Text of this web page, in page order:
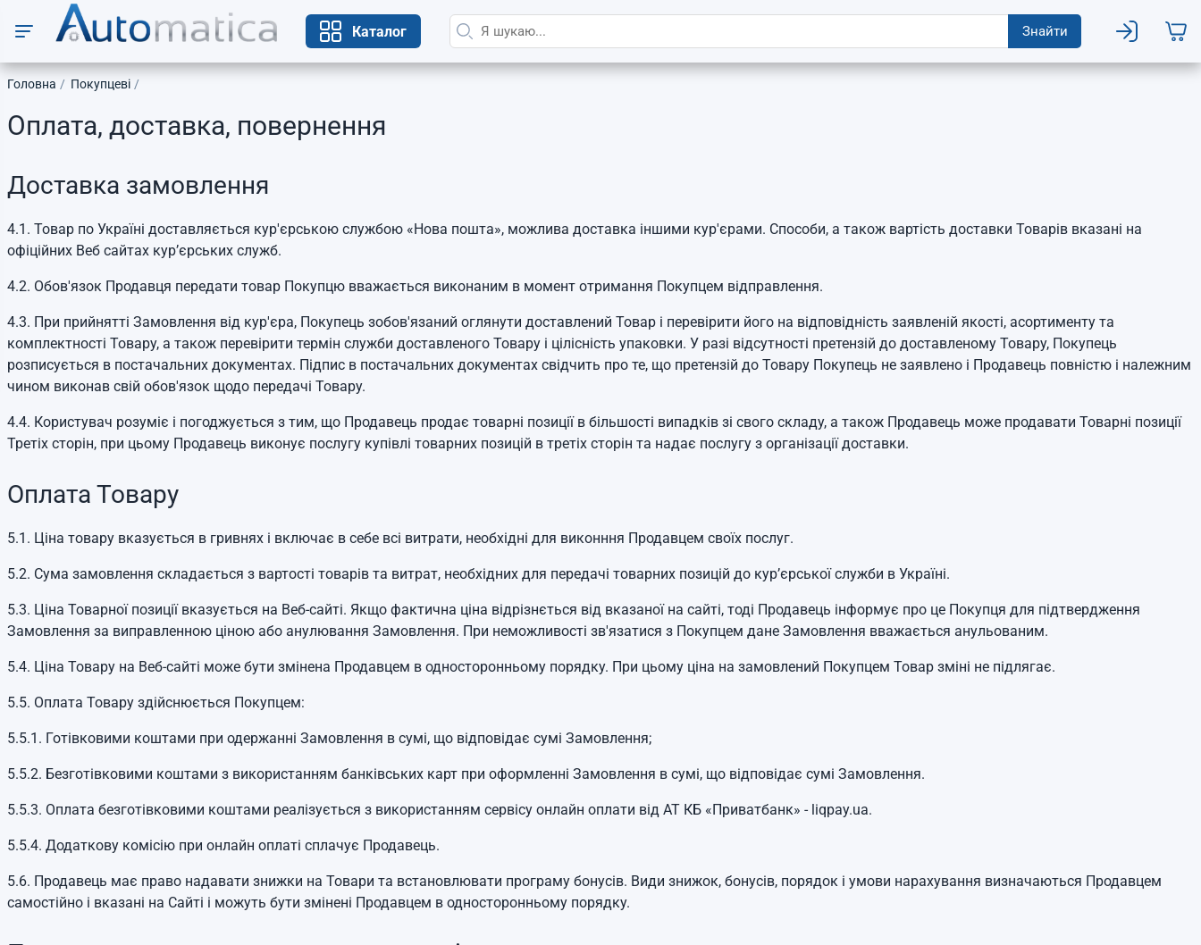
Каталог Знайти
Головна Покупцеві
Оплата, доставка, повернення
Доставка замовлення
4.1. Товар по Україні доставляється кур'єрською службою «Нова пошта», можлива доставка іншими кур'єрами. Способи, а також вартість доставки Товарів вказані на
офіційних Веб сайтах кур’єрських служб.
4.2. Обов'язок Продавця передати товар Покупцю вважається виконаним в момент отримання Покупцем відправлення.
4.3. При прийнятті Замовлення від кур'єра, Покупець зобов'язаний оглянути доставлений Товар і перевірити його на відповідність заявленій якості, асортименту та
комплектності Товару, а також перевірити термін служби доставленого Товару і цілісність упаковки. У разі відсутності претензій до доставленому Товару, Покупець
розписується в постачальних документах. Підпис в постачальних документах свідчить про те, що претензій до Товару Покупець не заявлено і Продавець повністю і належним
чином виконав свій обов'язок щодо передачі Товару.
4.4. Користувач розуміє і погоджується з тим, що Продавець продає товарні позиції в більшості випадків зі свого складу, а також Продавець може продавати Товарні позиції
Третіх сторін, при цьому Продавець виконує послугу купівлі товарних позицій в третіх сторін та надає послугу з організації доставки.
Оплата Товару
5.1. Ціна товару вказується в гривнях і включає в себе всі витрати, необхідні для виконння Продавцем своїх послуг.
5.2. Сума замовлення складається з вартості товарів та витрат, необхідних для передачі товарних позицій до кур’єрської служби в Україні.
5.3. Ціна Товарної позиції вказується на Веб-сайті. Якщо фактична ціна відрізнється від вказаної на сайті, тоді Продавець інформує про це Покупця для підтвердження
Замовлення за виправленною ціною або анулювання Замовлення. При неможливості зв'язатися з Покупцем дане Замовлення вважається анульованим.
5.4. Ціна Товару на Веб-сайті може бути змінена Продавцем в односторонньому порядку. При цьому ціна на замовлений Покупцем Товар зміні не підлягає.
5.5. Оплата Товару здійснюється Покупцем:
5.5.1. Готівковими коштами при одержанні Замовлення в сумі, що відповідає сумі Замовлення;
5.5.2. Безготівковими коштами з використанням банківських карт при оформленні Замовлення в сумі, що відповідає сумі Замовлення.
5.5.3. Оплата безготівковими коштами реалізується з використанням сервісу онлайн оплати від АТ КБ «Приватбанк» - liqpay.ua.
5.5.4. Додаткову комісію при онлайн оплаті сплачує Продавець.
5.6. Продавець має право надавати знижки на Товари та встановлювати програму бонусів. Види знижок, бонусів, порядок і умови нарахування визначаються Продавцем
самостійно і вказані на Сайті і можуть бути змінені Продавцем в односторонньому порядку.